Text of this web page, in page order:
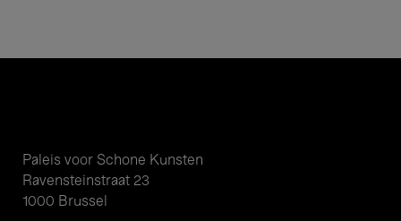
Paleis voor Schone Kunsten
Ravensteinstraat 23
1000 Brussel